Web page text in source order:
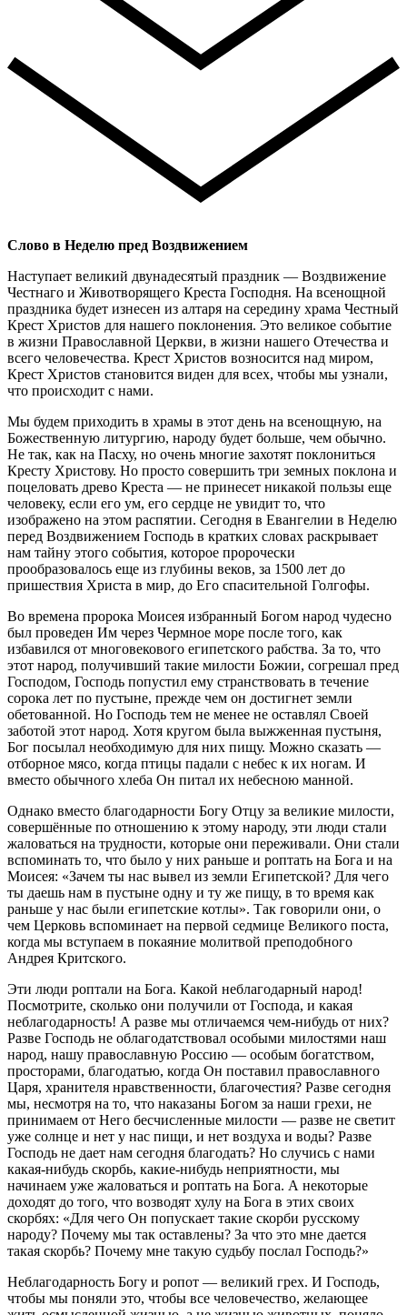
Слово в Неделю пред Воздвижением
Наступает великий двунадесятый праздник — Воздвижение
Честнаго и Животворящего Креста Господня. На всенощной
праздника будет изнесен из алтаря на середину храма Честный
Крест Христов для нашего поклонения. Это великое событие
в жизни Православной Церкви, в жизни нашего Отечества и
всего человечества. Крест Христов возносится над миром,
Крест Христов становится виден для всех, чтобы мы узнали,
что происходит с нами.
Мы будем приходить в храмы в этот день на всенощную, на
Божественную литургию, народу будет больше, чем обычно.
Не так, как на Пасху, но очень многие захотят поклониться
Кресту Христову. Но просто совершить три земных поклона и
поцеловать древо Креста — не принесет никакой пользы еще
человеку, если его ум, его сердце не увидит то, что
изображено на этом распятии. Сегодня в Евангелии в Неделю
перед Воздвижением Господь в кратких словах раскрывает
нам тайну этого события, которое пророчески
прообразовалось еще из глубины веков, за 1500 лет до
пришествия Христа в мир, до Его спасительной Голгофы.
Во времена пророка Моисея избранный Богом народ чудесно
был проведен Им через Чермное море после того, как
избавился от многовекового египетского рабства. За то, что
этот народ, получивший такие милости Божии, согрешал пред
Господом, Господь попустил ему странствовать в течение
сорока лет по пустыне, прежде чем он достигнет земли
обетованной. Но Господь тем не менее не оставлял Своей
заботой этот народ. Хотя кругом была выжженная пустыня,
Бог посылал необходимую для них пищу. Можно сказать —
отборное мясо, когда птицы падали с небес к их ногам. И
вместо обычного хлеба Он питал их небесною манной.
Однако вместо благодарности Богу Отцу за великие милости,
совершённые по отношению к этому народу, эти люди стали
жаловаться на трудности, которые они переживали. Они стали
вспоминать то, что было у них раньше и роптать на Бога и на
Моисея: «Зачем ты нас вывел из земли Египетской? Для чего
ты даешь нам в пустыне одну и ту же пищу, в то время как
раньше у нас были египетские котлы». Так говорили они, о
чем Церковь вспоминает на первой седмице Великого поста,
когда мы вступаем в покаяние молитвой преподобного
Андрея Критского.
Эти люди роптали на Бога. Какой неблагодарный народ!
Посмотрите, сколько они получили от Господа, и какая
неблагодарность! А разве мы отличаемся чем-нибудь от них?
Разве Господь не облагодатствовал особыми милостями наш
народ, нашу православную Россию — особым богатством,
просторами, благодатью, когда Он поставил православного
Царя, хранителя нравственности, благочестия? Разве сегодня
мы, несмотря на то, что наказаны Богом за наши грехи, не
принимаем от Него бесчисленные милости — разве не светит
уже солнце и нет у нас пищи, и нет воздуха и воды? Разве
Господь не дает нам сегодня благодать? Но случись с нами
какая-нибудь скорбь, какие-нибудь неприятности, мы
начинаем уже жаловаться и роптать на Бога. А некоторые
доходят до того, что возводят хулу на Бога в этих своих
скорбях: «Для чего Он попускает такие скорби русскому
народу? Почему мы так оставлены? За что это мне дается
такая скорбь? Почему мне такую судьбу послал Господь?»
Неблагодарность Богу и ропот — великий грех. И Господь,
чтобы мы поняли это, чтобы все человечество, желающее